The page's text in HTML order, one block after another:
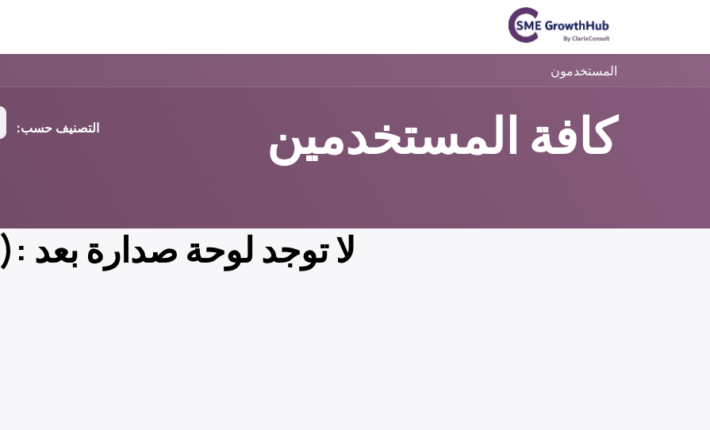
المستخدمون
كافة المستخدمين التصنيف حسب:
لا توجد لوحة صدارة بعد :(